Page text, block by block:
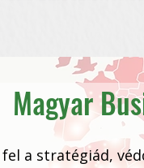
Magyar
a stratégiád,